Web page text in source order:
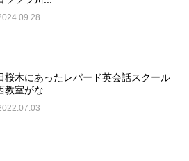
桜木にあったレパード英会話スクール
教室がな...